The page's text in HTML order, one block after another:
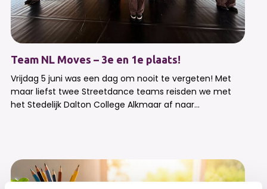
Team NL Moves – 3e en 1e plaats!
Vrijdag 5 juni was een dag om nooit te vergeten! Met
maar liefst twee Streetdance teams reisden we met
het Stedelijk Dalton College Alkmaar af naar...